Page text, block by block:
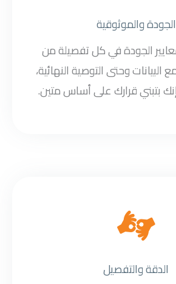
الجودة والموثوقية
الجودة في كل تفصيلة من
وحتى التوصية النهائية،
بتبني قرارك على أساس متين.
الدقة والتفصيل